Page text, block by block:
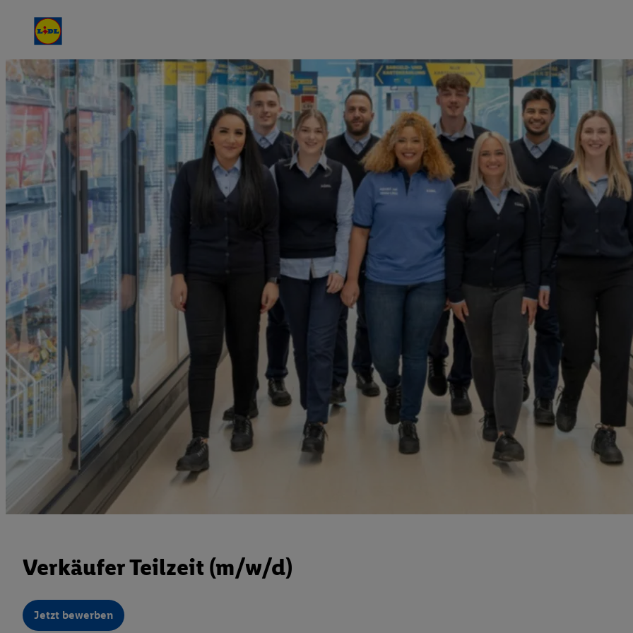
Verkäufer Teilzeit (m/w/d)
Jetzt bewerben